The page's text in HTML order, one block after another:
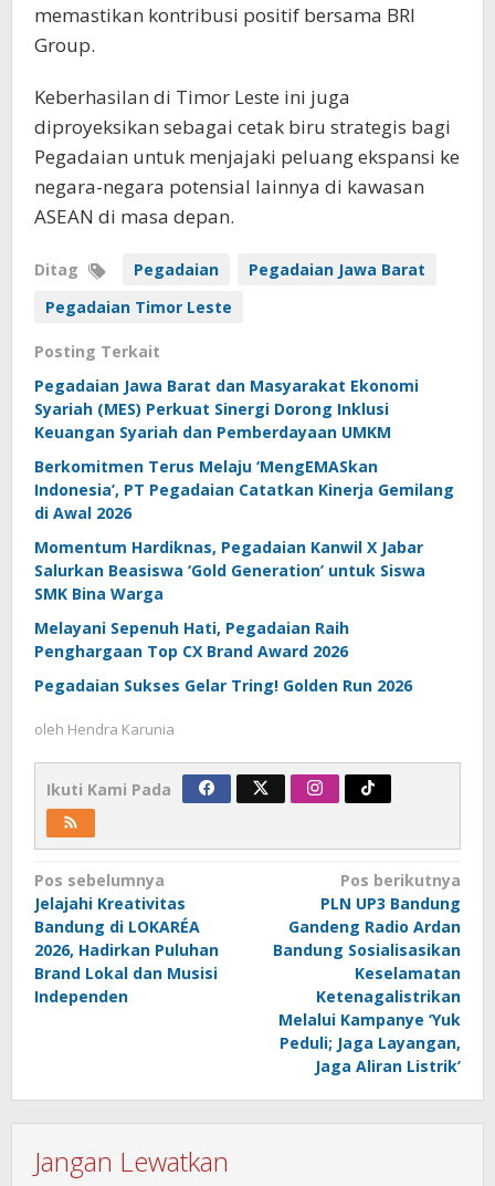
memastikan kontribusi positif bersama BRI
Group.
Keberhasilan di Timor Leste ini juga
diproyeksikan sebagai cetak biru strategis bagi
Pegadaian untuk menjajaki peluang ekspansi ke
negara-negara potensial lainnya di kawasan
ASEAN di masa depan.
Ditag Pegadaian
Pegadaian Jawa Barat
Pegadaian Timor Leste
Posting Terkait
Pegadaian Jawa Barat dan Masyarakat Ekonomi
Syariah (MES) Perkuat Sinergi Dorong Inklusi
Keuangan Syariah dan Pemberdayaan UMKM
Berkomitmen Terus Melaju ‘MengEMASkan
Indonesia’, PT Pegadaian Catatkan Kinerja Gemilang
di Awal 2026
Momentum Hardiknas, Pegadaian Kanwil X Jabar
Salurkan Beasiswa ‘Gold Generation’ untuk Siswa
SMK Bina Warga
Melayani Sepenuh Hati, Pegadaian Raih
Penghargaan Top CX Brand Award 2026
Pegadaian Sukses Gelar Tring! Golden Run 2026
oleh Hendra Karunia
Ikuti Kami Pada
Navigasi
pos
Pos sebelumnya
Jelajahi Kreativitas
Bandung di LOKARÉA
2026, Hadirkan Puluhan
Brand Lokal dan Musisi
Independen
Pos berikutnya
PLN UP3 Bandung
Gandeng Radio Ardan
Bandung Sosialisasikan
Keselamatan
Ketenagalistrikan
Melalui Kampanye ‘Yuk
Peduli; Jaga Layangan,
Jaga Aliran Listrik’
Jangan Lewatkan